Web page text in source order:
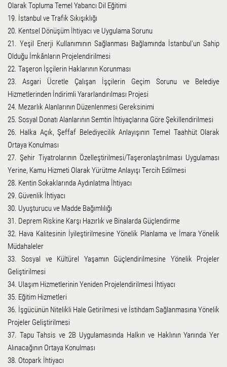
Olarak Topluma Temel Yabancı Dil Eğitimi
19. İstanbul ve Trafik Sıkışıklığı
20. Kentsel Dönüşüm İhtiyacı ve Uygulama Sorunu
21. Yeşil Enerji Kullanımının Sağlanması Bağlamında İstanbul'un Sahip
Olduğu İmkânların Projelendirilmesi
22. Taşeron İşçilerin Haklarının Korunması
23. Asgari Ücretle Çalışan İşçilerin Geçim Sorunu ve Belediye
Hizmetlerinden İndirimli Yararlandırılması Projesi
24. Mezarlık Alanlarının Düzenlenmesi Gereksinimi
25. Sosyal Donatı Alanlarının Semtin İhtiyaçlarına Göre Şekillendirilmesi
26. Halka Açık, Şeffaf Belediyecilik Anlayışının Temel Taahhüt Olarak
Ortaya Konulması
27. Şehir Tiyatrolarının Özelleştirilmesi/Taşeronlaştırılması Uygulaması
Yerine, Kamu Hizmeti Olarak Yürütme Anlayışı Tercih Edilmesi
28. Kentin Sokaklarında Aydınlatma İhtiyacı
29. Güvenlik İhtiyacı
30. Uyuşturucu ve Madde Bağımlılığı
31. Deprem Riskine Karşı Hazırlık ve Binalarda Güçlendirme
32. Hava Kalitesinin İyileştirilmesine Yönelik Planlama ve İmara Yönelik
Müdahaleler
33. Sosyal ve Kültürel Yaşamın Güçlendirilmesine Yönelik Projeler
Geliştirilmesi
34. Ulaşım Hizmetlerinin Yeniden Projelendirilmesi İhtiyacı
35. Eğitim Hizmetleri
36. İşgücünün Nitelikli Hale Getirilmesi ve İstihdam Sağlanmasına Yönelik
Projeler Geliştirilmesi
37. Tapu Tahsis ve 2B Uygulamasında Halkın ve Haklının Yanında Yer
Alınacağının Ortaya Konulması
38. Otopark İhtiyacı